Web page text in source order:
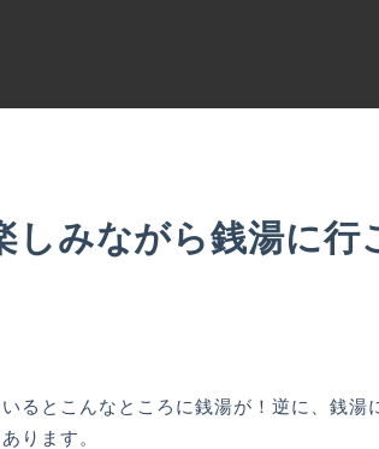
しみながら銭湯に行
るとこんなところに銭湯が！逆に、銭湯
ります。